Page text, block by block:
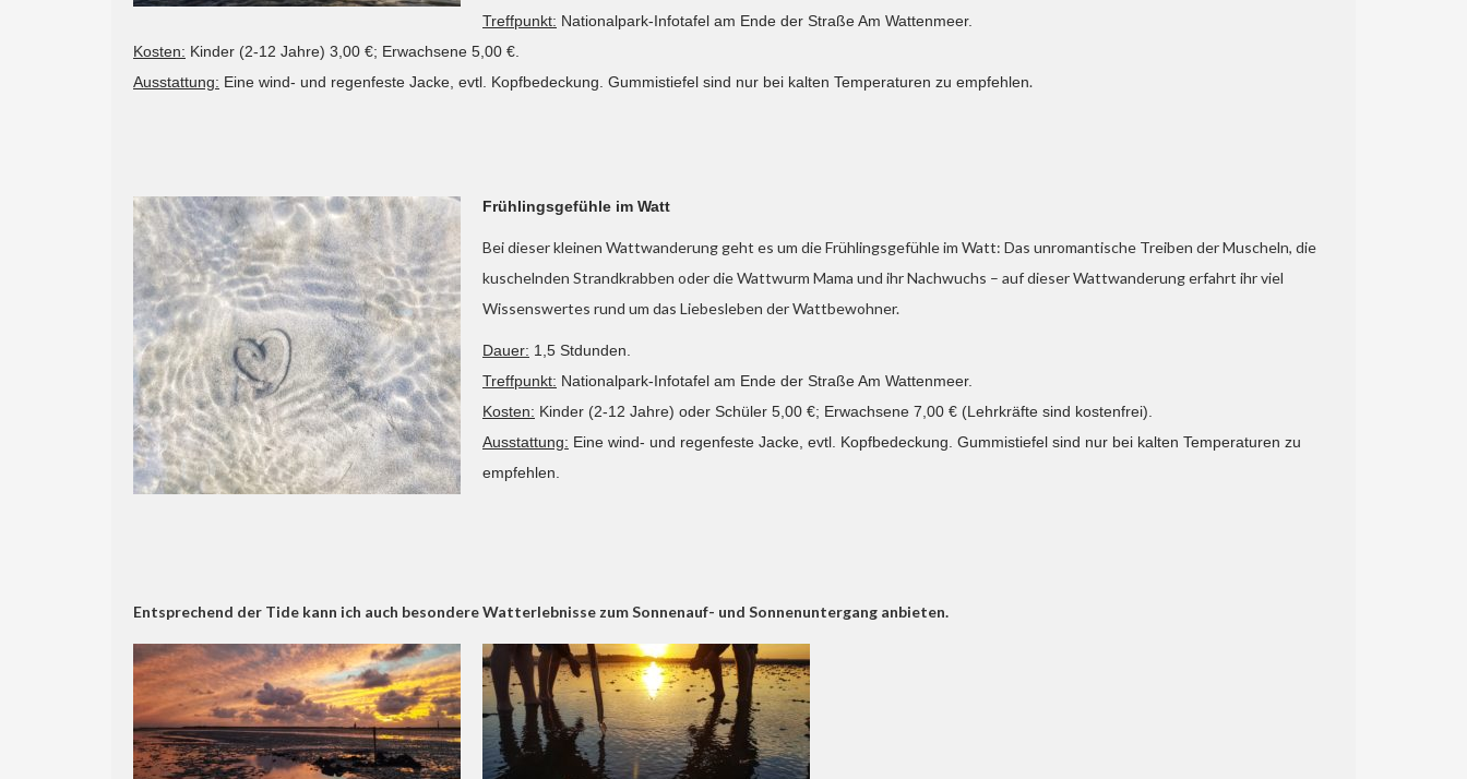
Treffpunkt: Nationalpark-Infotafel am Ende der Straße Am Wattenmeer.
Kosten: Kinder (2-12 Jahre) 3,00 €; Erwachsene 5,00 €.
Ausstattung: Eine wind- und regenfeste Jacke, evtl. Kopfbedeckung. Gummistiefel sind nur bei kalten Temperaturen zu empfehlen.
Frühlingsgefühle im Watt
Bei dieser kleinen Wattwanderung geht es um die Frühlingsgefühle im Watt: Das unromantische Treiben der Muscheln, die
kuschelnden Strandkrabben oder die Wattwurm Mama und ihr Nachwuchs – auf dieser Wattwanderung erfahrt ihr viel
Wissenswertes rund um das Liebesleben der Wattbewohner.
Dauer: 1,5 Stdunden.
Treffpunkt: Nationalpark-Infotafel am Ende der Straße Am Wattenmeer.
Kosten: Kinder (2-12 Jahre) oder Schüler 5,00 €; Erwachsene 7,00 € (Lehrkräfte sind kostenfrei).
Ausstattung: Eine wind- und regenfeste Jacke, evtl. Kopfbedeckung. Gummistiefel sind nur bei kalten Temperaturen zu
empfehlen.
Entsprechend der Tide kann ich auch besondere Watterlebnisse zum Sonnenauf- und Sonnenuntergang anbieten.